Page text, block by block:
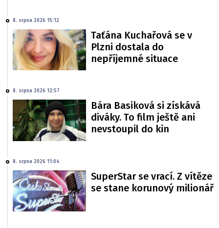
8. srpna 2026 15:12
Taťána Kuchařová se v
Plzni dostala do
nepříjemné situace
8. srpna 2026 12:57
Bára Basiková si získává
diváky. To film ještě ani
nevstoupil do kin
8. srpna 2026 11:04
SuperStar se vrací. Z vítěze
se stane korunový milionář